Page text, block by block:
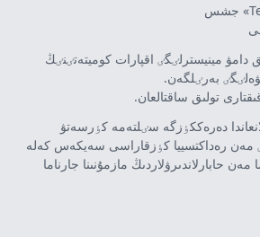
دامۋ مينيسترلٸگٸ اقپارات كوميتەتٸنٸڭ
تولىق ساقتالعان.
دەرەككٶزگە سٸلتەمە كٶرسەتۋ
مەن رەداكتسييا كٶزقاراسى سەيكەس كەلە
حابارلاندىرۋلاردىڭ مازمۇنىنا جارناما